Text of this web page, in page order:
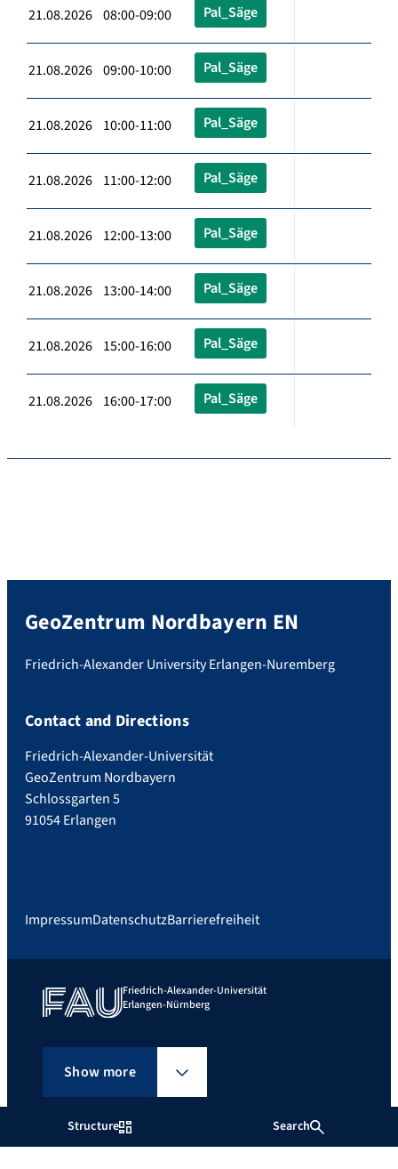
Structure Search
21.08.2026 08:00-09:00 Pal_Säge
21.08.2026 09:00-10:00 Pal_Säge
21.08.2026 10:00-11:00 Pal_Säge
21.08.2026 11:00-12:00 Pal_Säge
21.08.2026 12:00-13:00 Pal_Säge
21.08.2026 13:00-14:00 Pal_Säge
21.08.2026 15:00-16:00 Pal_Säge
21.08.2026 16:00-17:00 Pal_Säge
GeoZentrum Nordbayern EN
Friedrich-Alexander University Erlangen-Nuremberg
Contact and Directions
Friedrich-Alexander-Universität
GeoZentrum Nordbayern
Schlossgarten 5
91054 Erlangen
ImpressumDatenschutzBarrierefreiheit
Friedrich-Alexander-Universität
Erlangen-Nürnberg
Show more